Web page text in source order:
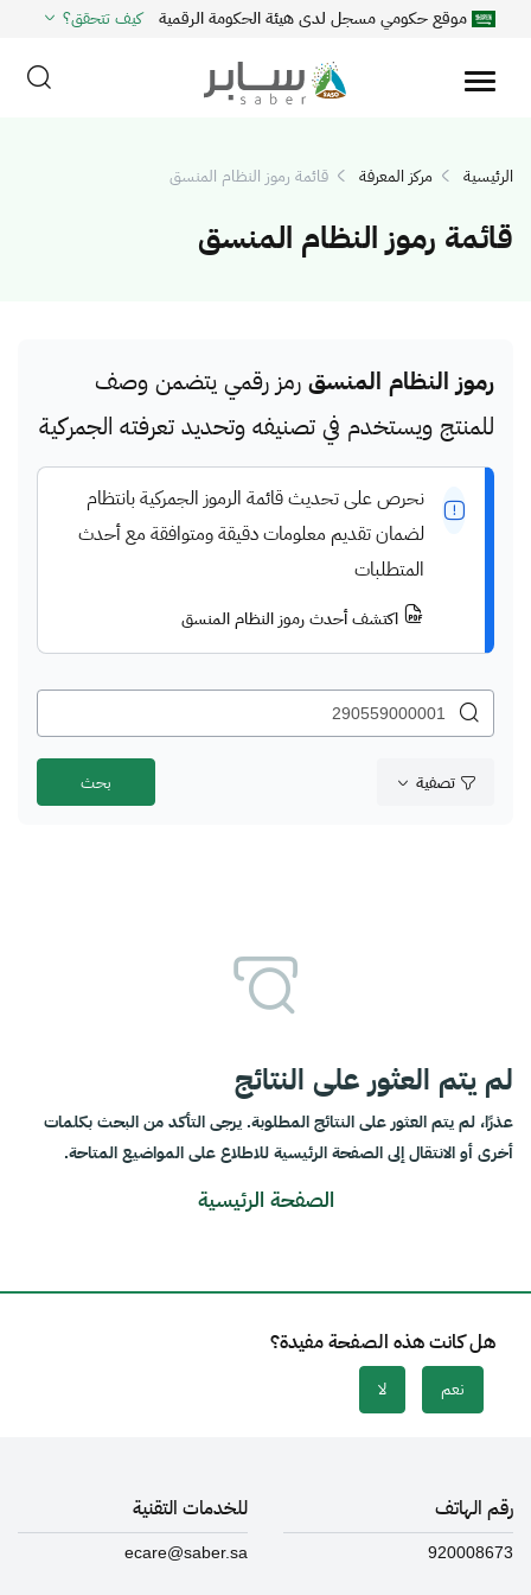
موقع حكومي مسجل لدى هيئة الحكومة الرقمية كيف تتحقق؟
الرئيسية مركز المعرفة قائمة رموز النظام المنسق
قائمة رموز النظام المنسق
رموز النظام المنسق رمز رقمي يتضمن وصف
للمنتج ويستخدم في تصنيفه وتحديد تعرفته الجمركية
نحرص على تحديث قائمة الرموز الجمركية بانتظام
لضمان تقديم معلومات دقيقة ومتوافقة مع أحدث
المتطلبات
اكتشف أحدث رموز النظام المنسق
تصفية
لم يتم العثور على النتائج
عذرًا، لم يتم العثور على النتائج المطلوبة. يرجى التأكد من البحث بكلمات
أخرى أو الانتقال إلى الصفحة الرئيسية للاطلاع على المواضيع المتاحة.
الصفحة الرئيسية
هل كانت هذه الصفحة مفيدة؟
نعم لا
رقم الهاتف
920008673
للخدمات التقنية
ecare@saber.sa